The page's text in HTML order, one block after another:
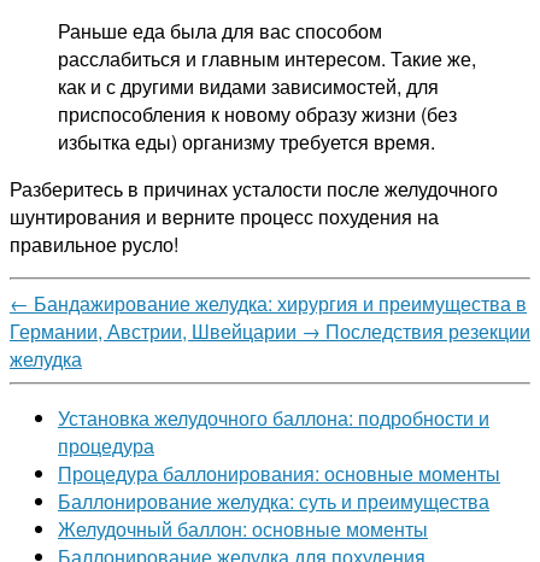
Раньше еда была для вас способом
расслабиться и главным интересом. Такие же,
как и с другими видами зависимостей, для
приспособления к новому образу жизни (без
избытка еды) организму требуется время.
Разберитесь в причинах усталости после желудочного
шунтирования и верните процесс похудения на
правильное русло!
← Бандажирование желудка: хирургия и преимущества в
Германии, Австрии, Швейцарии → Последствия резекции
желудка
Установка желудочного баллона: подробности и
процедура
Процедура баллонирования: основные моменты
Баллонирование желудка: суть и преимущества
Желудочный баллон: основные моменты